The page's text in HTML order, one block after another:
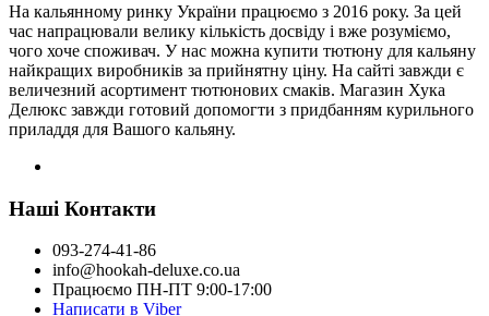
На кальянному ринку України працюємо з 2016 року. За цей
час напрацювали велику кількість досвіду і вже розуміємо,
чого хоче споживач. У нас можна купити тютюну для кальяну
найкращих виробників за прийнятну ціну. На сайті завжди є
величезний асортимент тютюнових смаків. Магазин Хука
Делюкс завжди готовий допомогти з придбанням курильного
приладдя для Вашого кальяну.
Наші Контакти
093-274-41-86
info@hookah-deluxe.co.ua
Працюємо ПН-ПТ 9:00-17:00
Написати в Viber